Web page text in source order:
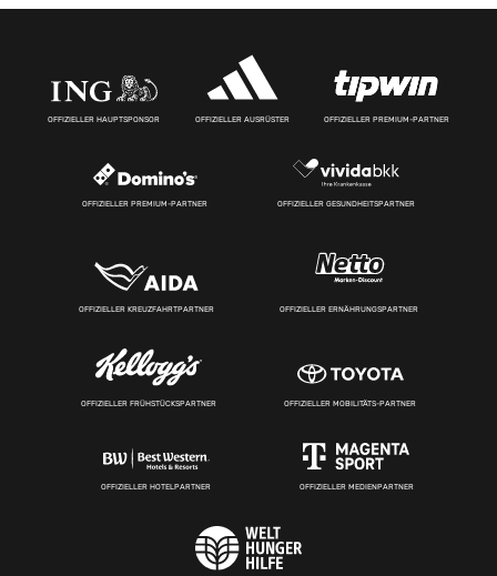
OFFIZIELLER HAUPTSPONSOR OFFIZIELLER AUSRÜSTER OFFIZIELLER PREMIUM-PARTNER
OFFIZIELLER PREMIUM-PARTNER OFFIZIELLER GESUNDHEITSPARTNER
OFFIZIELLER KREUZFAHRTPARTNER OFFIZIELLER ERNÄHRUNGSPARTNER
OFFIZIELLER FRÜHSTÜCKSPARTNER OFFIZIELLER MOBILITÄTS-PARTNER
OFFIZIELLER HOTELPARTNER OFFIZIELLER MEDIENPARTNER